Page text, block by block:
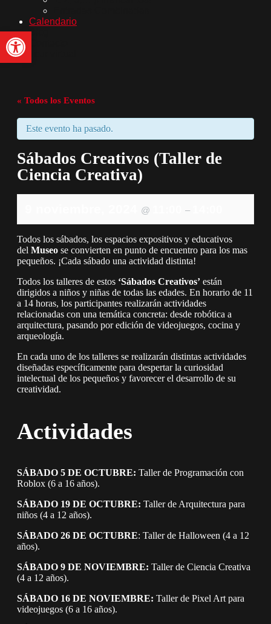
Calendario
Blog
« Todos los Eventos
Este evento ha pasado.
Sábados Creativos (Taller de
Ciencia Creativa)
@ –
Todos los sábados, los espacios expositivos y educativos
del Museo se convierten en punto de encuentro para los mas
pequeños. ¡Cada sábado una actividad distinta!
Todos los talleres de estos ‘Sábados Creativos’ están
dirigidos a niños y niñas de todas las edades. En horario de 11
a 14 horas, los participantes realizarán actividades
relacionadas con una temática concreta: desde robótica a
arquitectura, pasando por edición de videojuegos, cocina y
arqueología.
En cada uno de los talleres se realizarán distintas actividades
diseñadas específicamente para despertar la curiosidad
intelectual de los pequeños y favorecer el desarrollo de su
creatividad.
Actividades
SÁBADO 5 DE OCTUBRE: Taller de Programación con
Roblox (6 a 16 años).
SÁBADO 19 DE OCTUBRE: Taller de Arquitectura para
niños (4 a 12 años).
SÁBADO 26 DE OCTUBRE: Taller de Halloween (4 a 12
años).
SÁBADO 9 DE NOVIEMBRE: Taller de Ciencia Creativa
(4 a 12 años).
SÁBADO 16 DE NOVIEMBRE: Taller de Pixel Art para
videojuegos (6 a 16 años).
Abrir barra de herramientas